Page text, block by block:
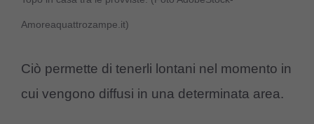
Amoreaquattrozampe.it)
Ciò permette di tenerli lontani nel momento in
cui vengono diffusi in una determinata area.